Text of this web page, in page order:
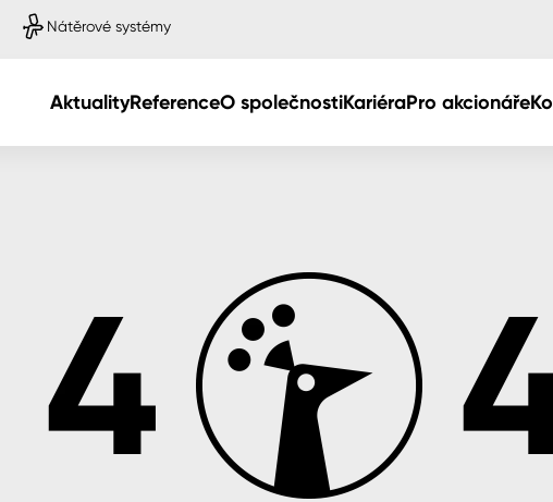
Nátěrové systémy
AktualityReferenceO společnostiKariéraPro akcionáře